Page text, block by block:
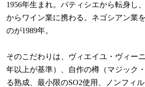
1956年生まれ。パティシエから転身し
からワイン業に携わる。ネゴシアン業
のが1989年。
そのこだわりは、ヴィエイユ・ヴィー
年以上が基準）、自作の樽（マジック
る熟成、最小限のSO2使用、ノンフィル